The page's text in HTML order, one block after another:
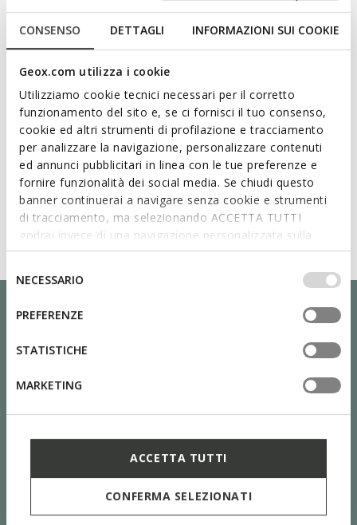
CONSENSO DETTAGLI INFORMAZIONI SUI COOKIE
Geox.com utilizza i cookie
Utilizziamo cookie tecnici necessari per il corretto
funzionamento del sito e, se ci fornisci il tuo consenso,
cookie ed altri strumenti di profilazione e tracciamento
per analizzare la navigazione, personalizzare contenuti
ed annunci pubblicitari in linea con le tue preferenze e
fornire funzionalità dei social media. Se chiudi questo
banner continuerai a navigare senza cookie e strumenti
di tracciamento, ma selezionando ACCETTA TUTTI
godrai invece di una navigazione personalizzata sulla
base dei tuoi gusti ed interessi. Selezionando
IMPOSTAZIONI potrai anche scegliere quali cookies ed
altri strumenti di tracciamento autorizzare. Per maggiori
informazioni o per modificare in qualsiasi momento le
tue impostazioni, visita la nostra
del
consenso
NECESSARIO
PREFERENZE
STATISTICHE
MARKETING
ACCETTA TUTTI
CONFERMA SELEZIONATI
Technologies